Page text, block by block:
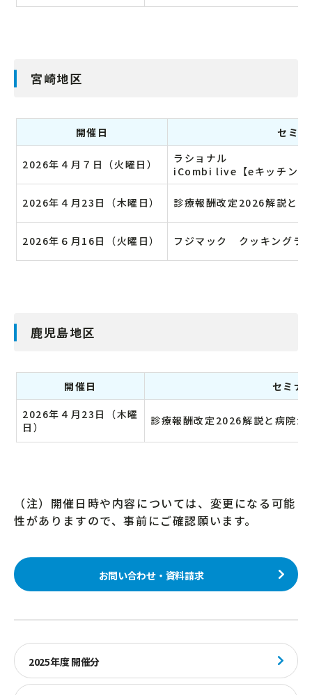
宮崎地区
開催日 セミ
2026年４月７日（火曜日）
ラショナル
iCombi live【eキッチンみ
2026年４月23日（木曜日） 診療報酬改定2026解説と
2026年６月16日（火曜日） フジマック クッキングラ
鹿児島地区
開催日
セミナ
2026年４月23日（木曜
日）
診療報酬改定2026解説と病院が
（注）開催日時や内容については、変更になる可能
性がありますので、事前にご確認願います。
お問い合わせ・資料請求
2025年度 開催分